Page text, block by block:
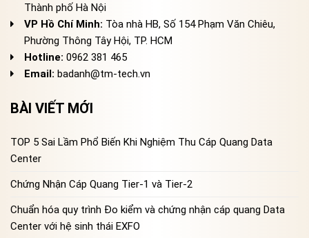
Thành phố Hà Nội
VP Hồ Chí Minh: Tòa nhà HB, Số 154 Phạm Văn Chiêu,
Phường Thông Tây Hội, TP. HCM
Hotline: 0962 381 465
Email: badanh@tm-tech.vn
BÀI VIẾT MỚI
TOP 5 Sai Lầm Phổ Biến Khi Nghiệm Thu Cáp Quang Data
Center
Chứng Nhận Cáp Quang Tier-1 và Tier-2
Chuẩn hóa quy trình Đo kiểm và chứng nhận cáp quang Data
Center với hệ sinh thái EXFO